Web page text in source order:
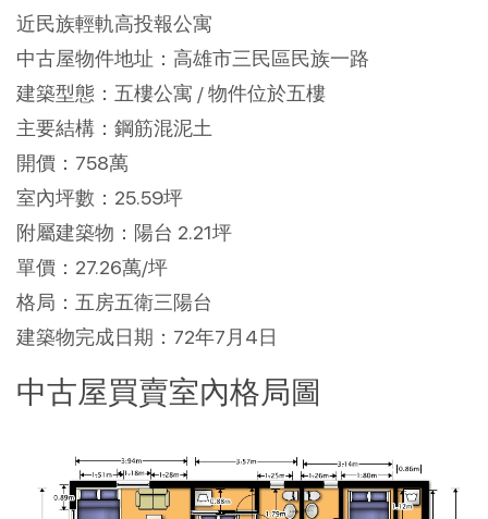
近民族輕軌高投報公寓
中古屋物件地址：高雄市三民區民族一路
建築型態：五樓公寓 / 物件位於五樓
主要結構：鋼筋混泥土
開價：758萬
室內坪數：25.59坪
附屬建築物：陽台 2.21坪
單價：27.26萬/坪
格局：五房五衛三陽台
建築物完成日期：72年7月4日
中古屋買賣室內格局圖